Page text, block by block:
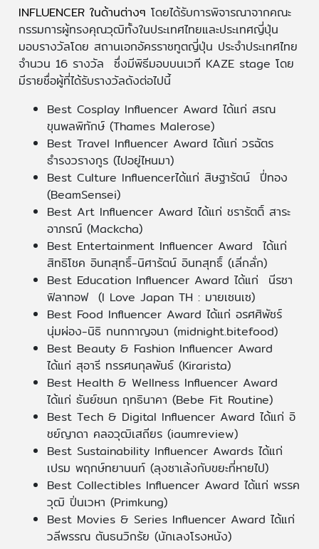
INFLUENCER ในด้านต่างๆ โดยได้รับการพิจารณาจากคณะ
กรรมการผู้ทรงคุณวุฒิทั้งในประเทศไทยและประเทศญี่ปุ่น
มอบรางวัลโดย สถานเอกอัครราชทูตญี่ปุ่น ประจำประเทศไทย
จำนวน 16 รางวัล ซึ่งมีพิธีมอบบนเวที KAZE stage โดย
มีรายชื่อผู้ที่ได้รับรางวัลดังต่อไปนี้
Best Cosplay Influencer Award ได้แก่ สรณ
ขุนพลพิทักษ์ (Thames Malerose)
Best Travel Influencer Award ได้แก่ วรฉัตร
ธำรงวรางกูร (ไปอยู่ไหนมา)
Best Culture Influencerได้แก่ สิษฐารัตน์ ปี่ทอง
(BeamSensei)
Best Art Influencer Award ได้แก่ ชรารัตติ์ สาระ
อาภรณ์ (Mackcha)
Best Entertainment Influencer Award ได้แก่
สิทธิโชค อินทสุทธิ์-นิศารัตน์ อินทสุทธิ์ (เลิ่กลั่ก)
Best Education Influencer Award ได้แก่ นีรชา
ฟิลาทอฟ (I Love Japan TH : มายเซนเซ)
Best Food Influencer Award ได้แก่ อรศศิพัชร์
นุ่มผ่อง-นิธิ กนกกาญจนา (midnight.bitefood)
Best Beauty & Fashion Influencer Award
ได้แก่ สุอารี ทรรศนกุลพันธ์ (Kirarista)
Best Health & Wellness Influencer Award
ได้แก่ ธันย์ชนก ฤทธินาคา (Bebe Fit Routine)
Best Tech & Digital Influencer Award ได้แก่ อิ
ชย์ญาดา คลอวุฒิเสถียร (iaumreview)
Best Sustainability Influencer Awards ได้แก่
เปรม พฤกษ์ทยานนท์ (ลุงซาเล้งกับขยะที่หายไป)
Best Collectibles Influencer Award ได้แก่ พรรค
วุฒิ ปิ่นเวหา (Primkung)
Best Movies & Series Influencer Award ได้แก่
วลีพรรณ ตันธนวิกรัย (นักเลงโรงหนัง)